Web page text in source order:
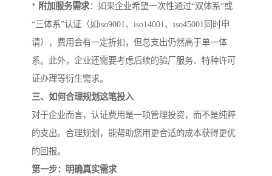
* 附加服务需求：如果企业希望一次性通过“双体系”或
“三体系”认证（如iso9001、iso14001、iso45001同时申
请），费用会有一定折扣，但总支出仍然高于单一体
系。此外，企业还需要考虑后续的验厂服务、特种许可
证办理等衍生需求。
三、如何合理规划这笔投入
对于企业而言，认证费用是一项管理投资，而不是纯粹
的支出。合理规划，能帮助您用更合适的成本获得更优
的回报。
第一步：明确真实需求